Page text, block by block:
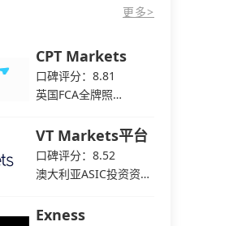
更多>
CPT Markets
口碑评分：8.81
英国FCA全牌照
VT Markets平台
口碑评分：8.52
澳大利亚ASIC投资资讯
Exness